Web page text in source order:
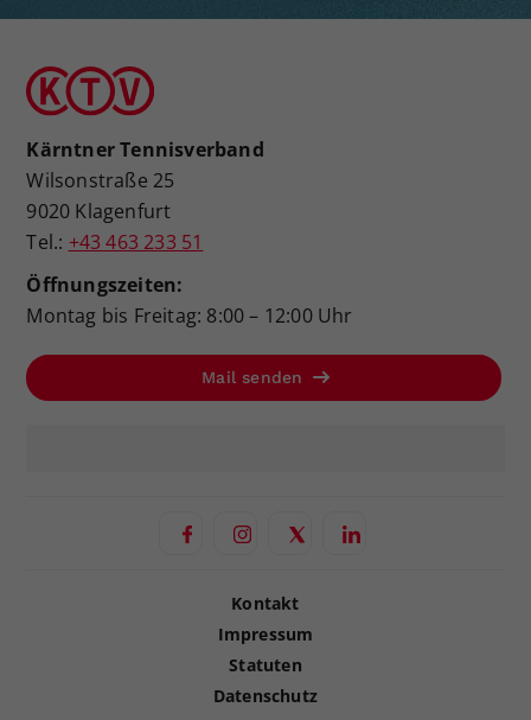
Kärntner Tennisverband
Wilsonstraße 25
9020 Klagenfurt
Tel.: +43 463 233 51
Öffnungszeiten:
Montag bis Freitag: 8:00 – 12:00 Uhr
Mail senden
Kontakt
Impressum
Statuten
Datenschutz